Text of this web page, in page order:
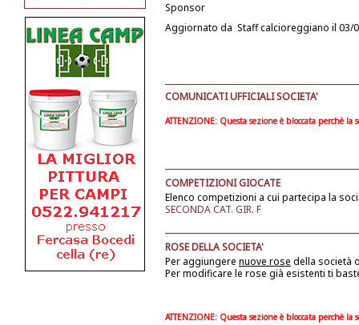
Sponsor
Aggiornato da Staff calcioreggiano il 03/
COMUNICATI UFFICIALI SOCIETA'
ATTENZIONE: Questa sezione è bloccata perchè
COMPETIZIONI GIOCATE
Elenco competizioni a cui partecipa la
SECONDA CAT. GIR. F
ROSE DELLA SOCIETA'
Per aggiungere nuove rose della società
Per modificare le rose già esistenti ti
ATTENZIONE: Questa sezione è bloccata perchè